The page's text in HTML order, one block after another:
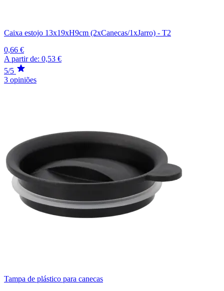
Caixa estojo 13x19xH9cm (2xCanecas/1xJarro) - T2
0,66 €
A partir de: 0,53 €
5/5
3 opiniões
Tampa de plástico para canecas